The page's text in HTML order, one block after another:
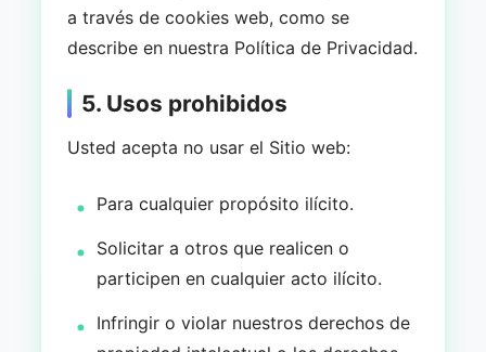
a través de cookies web, como se
describe en nuestra Política de Privacidad.
5. Usos prohibidos
Usted acepta no usar el Sitio web:
Para cualquier propósito ilícito.
Solicitar a otros que realicen o
participen en cualquier acto ilícito.
Infringir o violar nuestros derechos de